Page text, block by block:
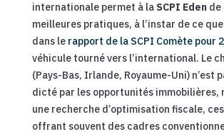
internationale permet à la SCPI Edende
meilleures pratiques, à l’instar de ce
dans le rapport de la SCPI Comète pour
véhicule tourné vers l’international. Le
(Pays-Bas, Irlande, Royaume-Uni) n’est
dicté par les opportunités immobilières,
une recherche d’optimisation fiscale,
offrant souvent des cadres